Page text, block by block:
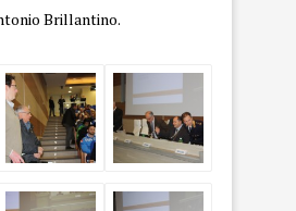
Brillantino.